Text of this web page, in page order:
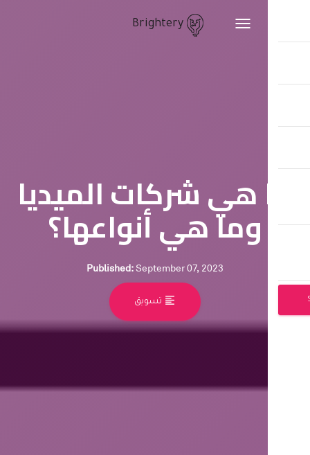
navigation
Brightery
هي شركات الميديا
وما هي أنواعها؟
Published:September 07, 2023
تسويق